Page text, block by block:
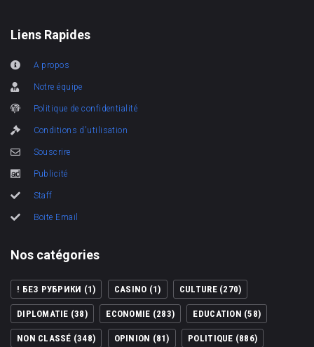
Liens Rapides
A propos
Notre équipe
Politique de confidentialité
Conditions d'utilisation
Souscrire
Publicité
Staff
Boite Email
Nos catégories
! БЕЗ РУБРИКИ (1) CASINO (1) CULTURE(270)
DIPLOMATIE (38) ECONOMIE (283) EDUCATION (58)
NON CLASSÉ (348) OPINION (81) POLITIQUE (886)